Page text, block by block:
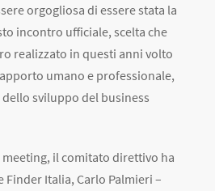
orgogliosa di essere stata la
incontro ufficiale, scelta che
realizzato in questi anni volto
umano e professionale,
sviluppo del business
il comitato direttivo ha
Italia, Carlo Palmieri –